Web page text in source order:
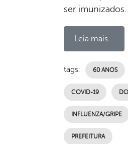
ser imunizados.
Leia mais...
tags: 60 ANOS
COVID-19
INFLUENZA/GRIPE
PREFEITURA